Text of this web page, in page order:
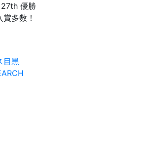
優勝
多数！
目黒